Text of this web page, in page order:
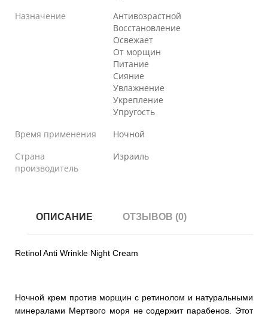
Назначение
Антивозрастной
Восстановление
Освежает
От морщин
Питание
Сияние
Увлажнение
Укрепление
Упругость
Время применения
Ночной
Страна
производитель
Израиль
ОПИСАНИЕ ОТЗЫВОВ (0)
Retinol Anti Wrinkle Night Cream
Ночной крем против морщин с ретинолом и натуральными
минералами Мертвого моря не содержит парабенов. Этот